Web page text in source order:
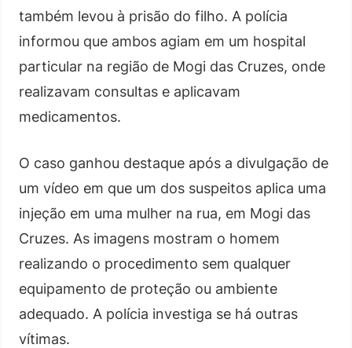
também levou à prisão do filho. A polícia
informou que ambos agiam em um hospital
particular na região de Mogi das Cruzes, onde
realizavam consultas e aplicavam
medicamentos.
O caso ganhou destaque após a divulgação de
um vídeo em que um dos suspeitos aplica uma
injeção em uma mulher na rua, em Mogi das
Cruzes. As imagens mostram o homem
realizando o procedimento sem qualquer
equipamento de proteção ou ambiente
adequado. A polícia investiga se há outras
vítimas.